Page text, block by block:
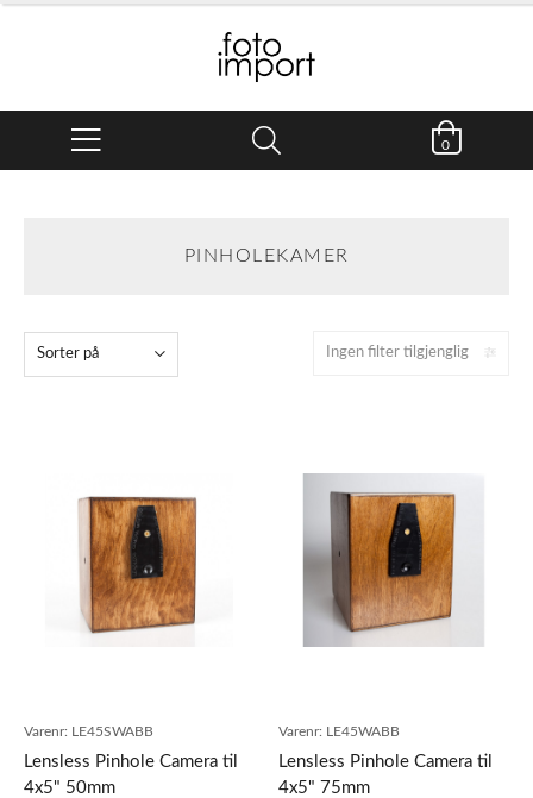
0
PINHOLEKAMER
Ingen filter tilgjenglig
Sorter på
Varenr: LE45SWABB
Lensless Pinhole Camera til
4x5" 50mm
Varenr: LE45WABB
Lensless Pinhole Camera til
4x5" 75mm